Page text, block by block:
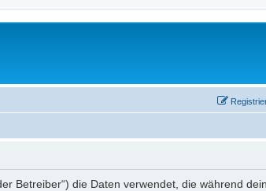
Betreiber“) die Daten verwendet, die während